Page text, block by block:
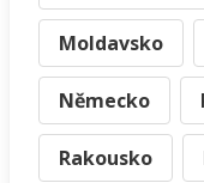
Moldavsko
Německo
Rakousko